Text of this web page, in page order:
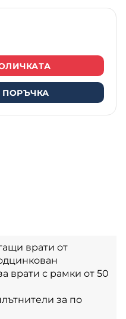
ПОРЪЧКА
врати от
врати с рамки от 50
за по